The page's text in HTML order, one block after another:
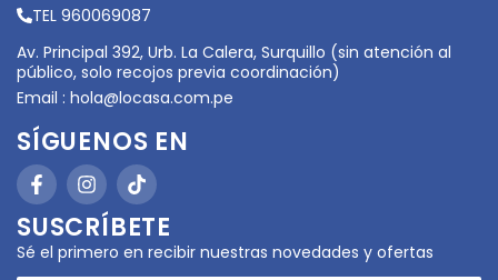
TEL 960069087
Av. Principal 392, Urb. La Calera, Surquillo (sin atención al
público, solo recojos previa coordinación)
Email : hola@locasa.com.pe
SÍGUENOS EN
SUSCRÍBETE
Sé el primero en recibir nuestras novedades y ofertas